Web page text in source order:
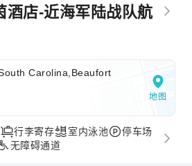
酒店-近海军陆战队航
Carolina,Beaufort
地图
行李寄存 室内泳池
停车场
无障碍通道